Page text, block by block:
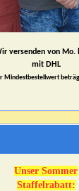
versenden von Mo.
mit DHL
Mindestbestellwert
Unser Sommer
Staffelrabatt: